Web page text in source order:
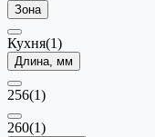
Зона
Кухня(1)
Длина, мм
256(1)
260(1)